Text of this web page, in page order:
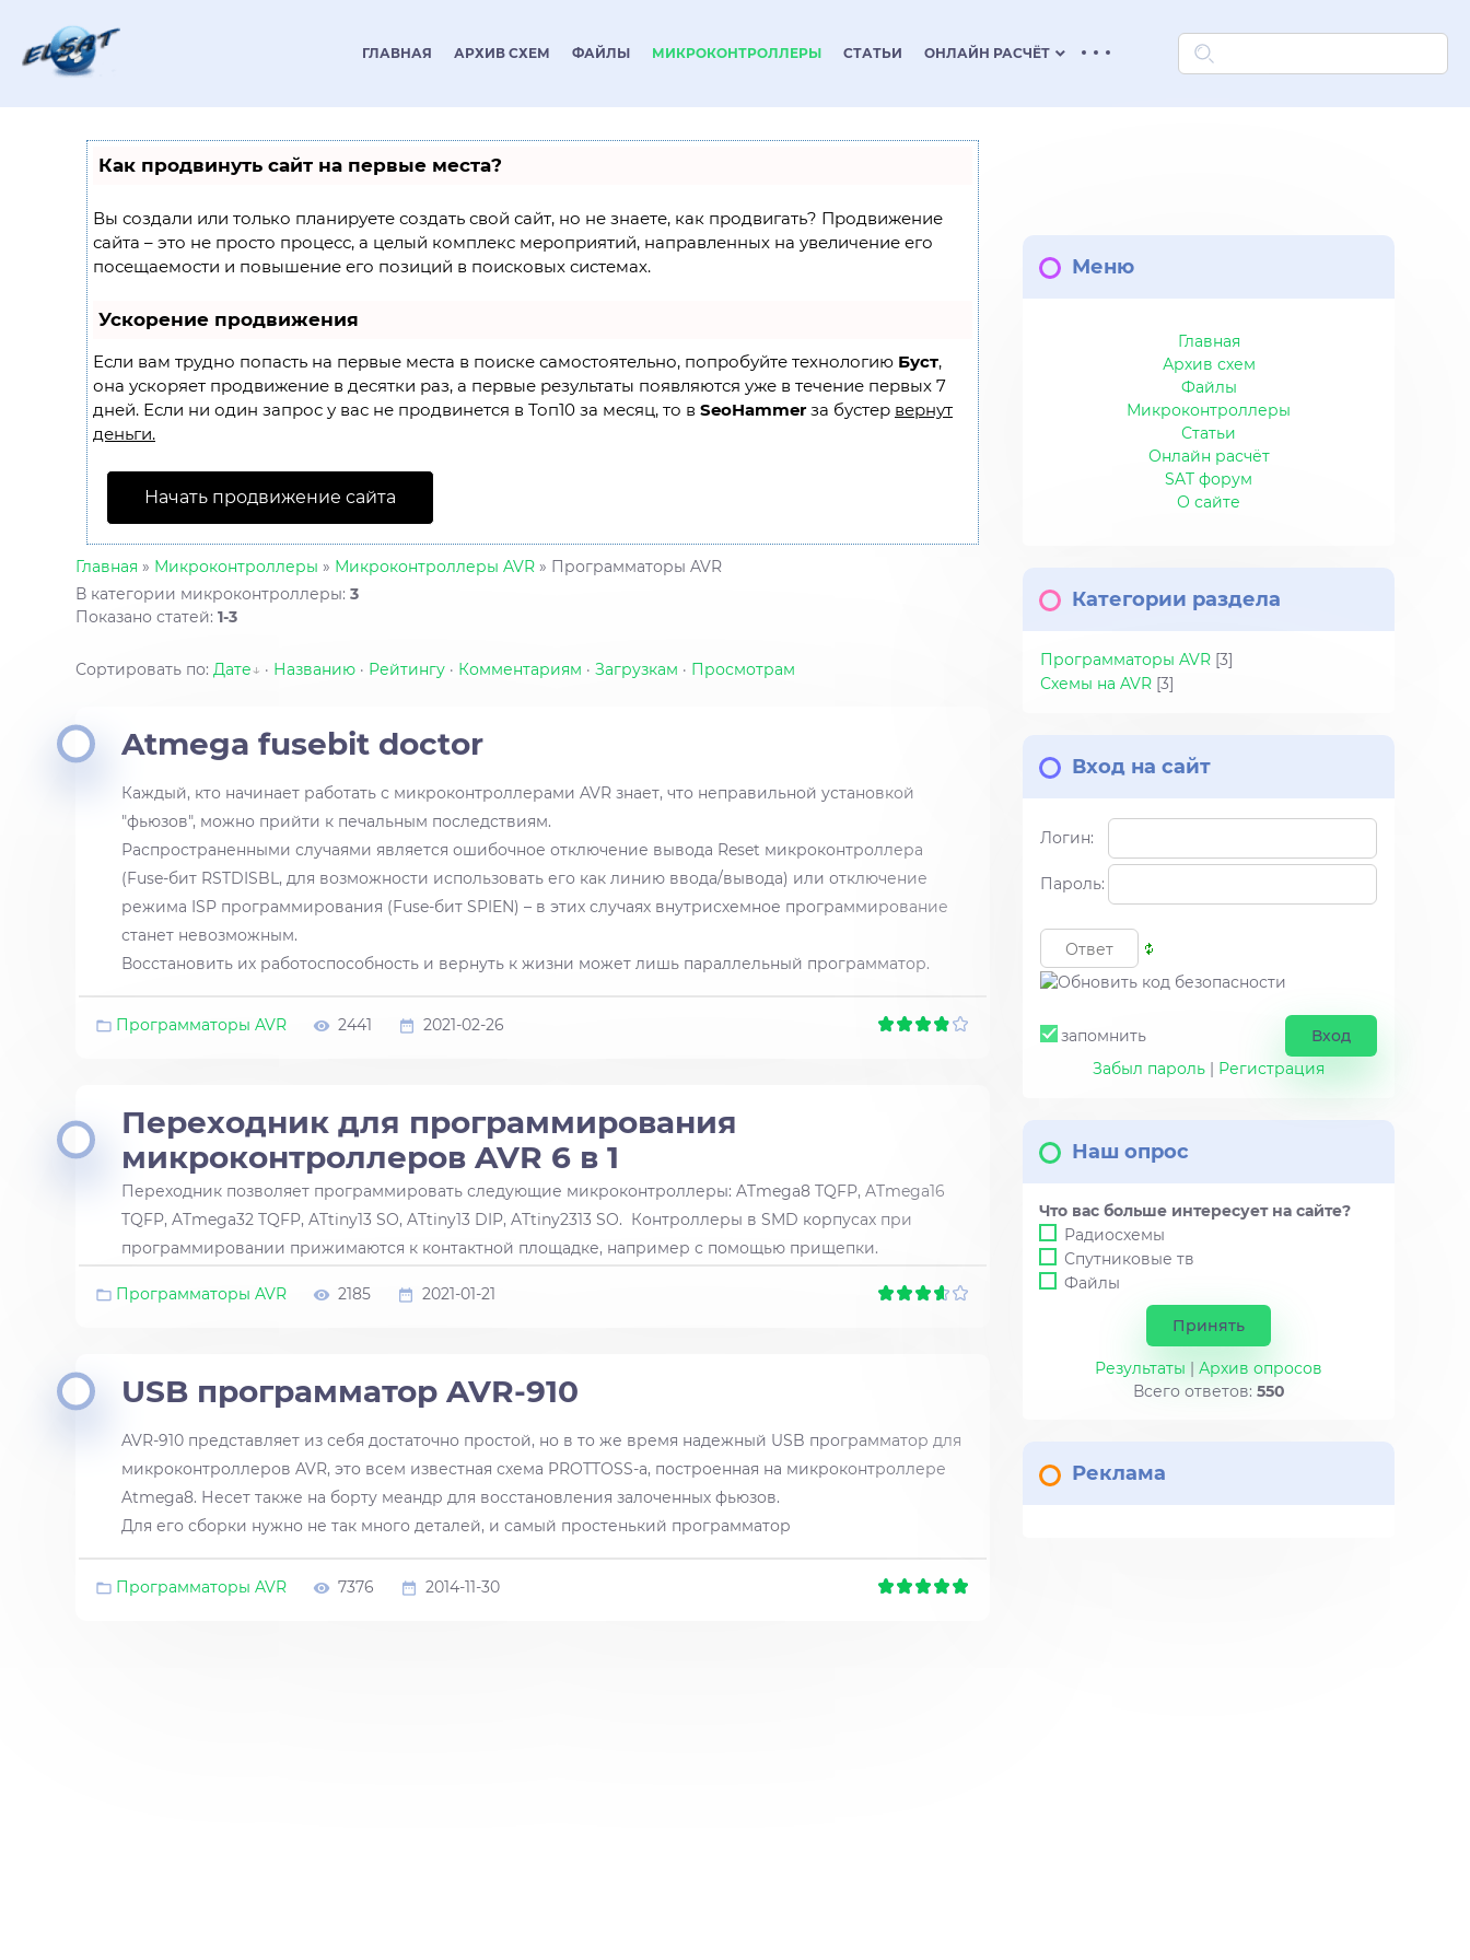
ГЛАВНАЯ АРХИВ СХЕМ ФАЙЛЫ МИКРОКОНТРОЛЛЕРЫ СТАТЬИ ОНЛАЙН РАСЧЁТ keyboard_arrow_down
Как продвинуть сайт на первые места?
Вы создали или только планируете создать свой сайт, но не знаете, как продвигать? Продвижение
сайта – это не просто процесс, а целый комплекс мероприятий, направленных на увеличение его
посещаемости и повышение его позиций в поисковых системах.
Ускорение продвижения
Если вам трудно попасть на первые места в поиске самостоятельно, попробуйте технологию Буст,
она ускоряет продвижение в десятки раз, а первые результаты появляются уже в течение первых 7
дней. Если ни один запрос у вас не продвинется в Топ10 за месяц, то в SeoHammer за бустер вернут
деньги.
Начать продвижение сайта
Главная » Микроконтроллеры » Микроконтроллеры AVR » Программаторы AVR
В категории микроконтроллеры: 3
Показано статей: 1-3
Сортировать по: Дате · Названию · Рейтингу · Комментариям · Загрузкам · Просмотрам
Atmega fusebit doctor
Каждый, кто начинает работать с микроконтроллерами AVR знает, что неправильной установкой
"фьюзов", можно прийти к печальным последствиям.
Распространенными случаями является ошибочное отключение вывода Reset микроконтроллера
(Fuse-бит RSTDISBL, для возможности использовать его как линию ввода/вывода) или отключение
режима ISP программирования (Fuse-бит SPIEN) – в этих случаях внутрисхемное программирование
станет невозможным.
Восстановить их работоспособность и вернуть к жизни может лишь параллельный программатор.
Программаторы AVR 2441 2021-02-26
Переходник для программирования
микроконтроллеров AVR 6 в 1
Переходник позволяет программировать следующие микроконтроллеры: ATmega8 TQFP, ATmega16
TQFP, ATmega32 TQFP, ATtiny13 SO, ATtiny13 DIP, ATtiny2313 SO. Контроллеры в SMD корпусах при
программировании прижимаются к контактной площадке, например с помощью прищепки.
Программаторы AVR 2185 2021-01-21
USB программатор AVR-910
AVR-910 представляет из себя достаточно простой, но в то же время надежный USB программатор для
микроконтроллеров AVR, это всем известная схема PROTTOSS-а, построенная на микроконтроллере
Atmega8. Несет также на борту меандр для восстановления залоченных фьюзов.
Для его сборки нужно не так много деталей, и самый простенький программатор
Программаторы AVR 7376 2014-11-30
Меню
Главная
Архив схем
Файлы
Микроконтроллеры
Статьи
Онлайн расчёт
SAT форум
О сайте
Категории раздела
Программаторы AVR [3]
Схемы на AVR [3]
Вход на сайт
Логин:
Пароль:
запомнить
Забыл пароль | Регистрация
Наш опрос
Что вас больше интересует на сайте?
Радиосхемы
Спутниковые тв
Файлы
Результаты
Архив опросов
Всего ответов: 550
Реклама